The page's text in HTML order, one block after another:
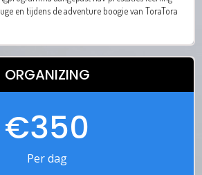
en tijdens de adventure boogie van ToraTora
ORGANIZING
€350
Per dag